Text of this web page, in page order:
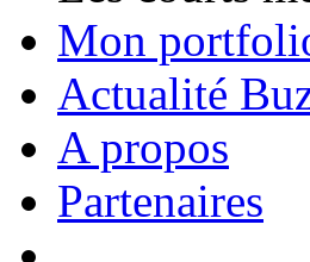
Mon
Actualité
A propos
Partenaires